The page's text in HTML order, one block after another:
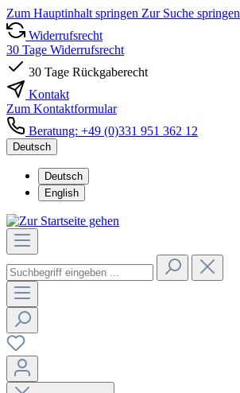
Zum Hauptinhalt springen Zur Suche springen
Widerrufsrecht
30 Tage Widerrufsrecht
30 Tage Rückgaberecht
Kontakt
Zum Kontaktformular
Beratung: +49 (0)331 951 362 12
Deutsch
Deutsch
English